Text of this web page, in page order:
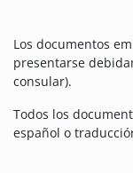
Los documentos
presentarse
consular).
Todos los
español o